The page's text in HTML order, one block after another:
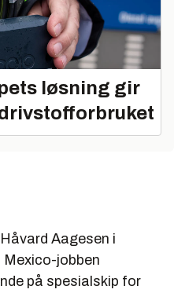
løsning gir
Aagesen i
Mexico-jobben
på spesialskip for